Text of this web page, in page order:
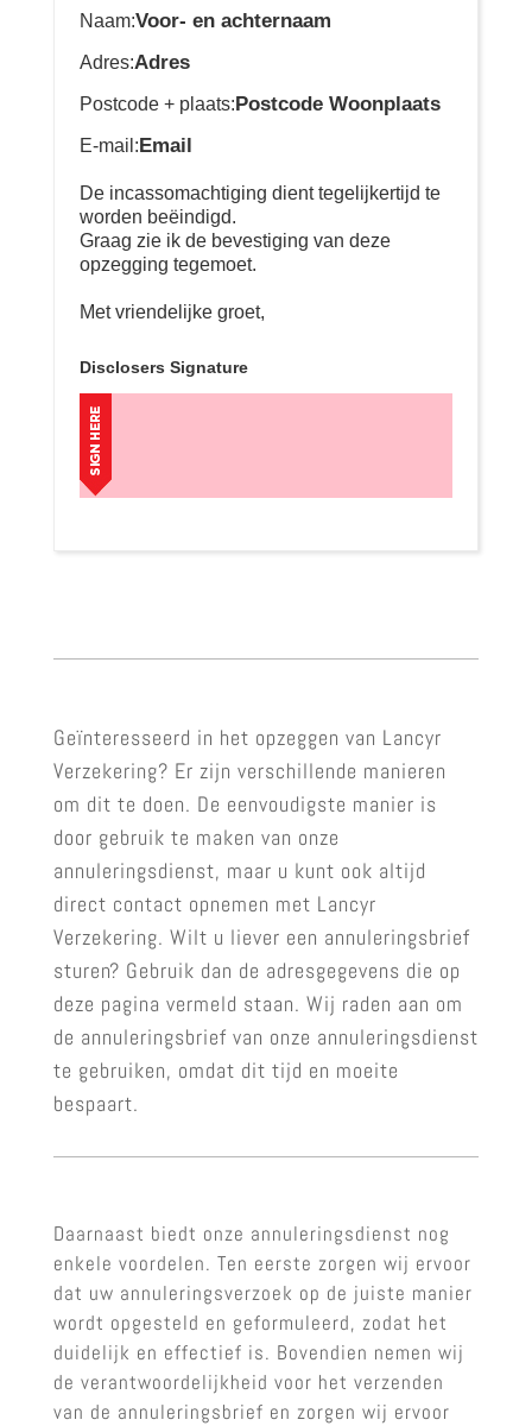
Naam:Voor- en achternaam
Adres:Adres
Postcode + plaats:Postcode Woonplaats
E-mail:Email
De incassomachtiging dient tegelijkertijd te
worden beëindigd.
Graag zie ik de bevestiging van deze
opzegging tegemoet.
Met vriendelijke groet,
Disclosers Signature
Geïnteresseerd in het opzeggen van Lancyr
Verzekering? Er zijn verschillende manieren
om dit te doen. De eenvoudigste manier is
door gebruik te maken van onze
annuleringsdienst, maar u kunt ook altijd
direct contact opnemen met Lancyr
Verzekering. Wilt u liever een annuleringsbrief
sturen? Gebruik dan de adresgegevens die op
deze pagina vermeld staan. Wij raden aan om
de annuleringsbrief van onze annuleringsdienst
te gebruiken, omdat dit tijd en moeite
bespaart.
Daarnaast biedt onze annuleringsdienst nog
enkele voordelen. Ten eerste zorgen wij ervoor
dat uw annuleringsverzoek op de juiste manier
wordt opgesteld en geformuleerd, zodat het
duidelijk en effectief is. Bovendien nemen wij
de verantwoordelijkheid voor het verzenden
van de annuleringsbrief en zorgen wij ervoor